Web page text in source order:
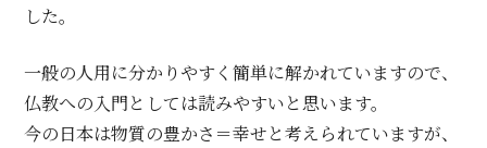
した。
一般の人用に分かりやすく簡単に解かれていますので、
仏教への入門としては読みやすいと思います。
今の日本は物質の豊かさ＝幸せと考えられていますが、